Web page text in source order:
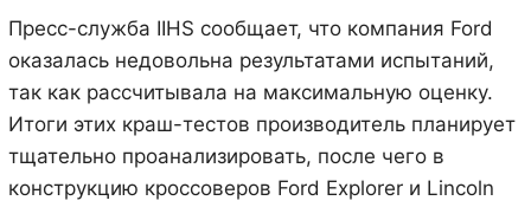
Пресс-служба IIHS сообщает, что компания Ford
оказалась недовольна результатами испытаний,
так как рассчитывала на максимальную оценку.
Итоги этих краш-тестов производитель планирует
тщательно проанализировать, после чего в
конструкцию кроссоверов Ford Explorer и Lincoln